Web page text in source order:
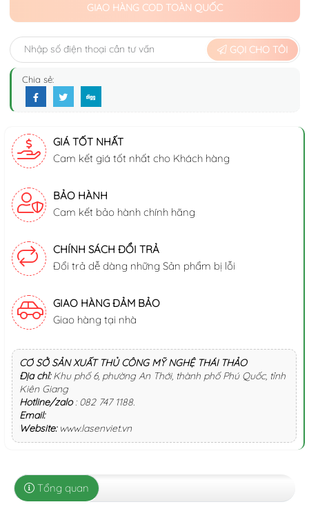
GIAO HÀNG COD TOÀN QUỐC
GỌI CHO TÔI
Chia sẻ:
GIÁ TỐT NHẤT
Cam kết giá tốt nhất cho Khách hàng
BẢO HÀNH
Cam kết bảo hành chính hãng
CHÍNH SÁCH ĐỔI TRẢ
Đổi trả dễ dàng những Sản phẩm bị lỗi
GIAO HÀNG ĐẢM BẢO
Giao hàng tại nhà
CƠ SỞ SẢN XUẤT THỦ CÔNG MỸ NGHỆ THÁI THẢO
Địa chỉ:Khu phố 6, phường An Thới, thành phố Phú Quốc, tỉnh
Kiên Giang
Hotline/zalo:082 747 1188.
Email:
Website:www.lasenviet.vn
Tổng quan